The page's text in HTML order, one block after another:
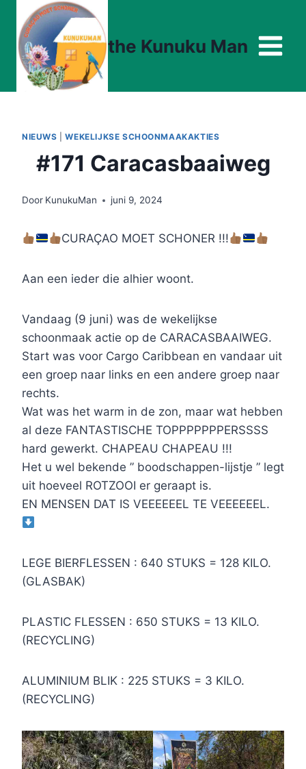
Doorgaan
naar
inhoud
the Kunuku Man
NIEUWS |WEKELIJKSE SCHOONMAAKAKTIES
#171 Caracasbaaiweg
Door KunukuMan juni 9, 2024
CURAÇAO MOET SCHONER !!!
Aan een ieder die alhier woont.
Vandaag (9 juni) was de wekelijkse
schoonmaak actie op de CARACASBAAIWEG.
Start was voor Cargo Caribbean en vandaar uit
een groep naar links en een andere groep naar
rechts.
Wat was het warm in de zon, maar wat hebben
al deze FANTASTISCHE TOPPPPPPPERSSSS
hard gewerkt. CHAPEAU CHAPEAU !!!
Het u wel bekende ” boodschappen-lijstje ” legt
uit hoeveel ROTZOOI er geraapt is.
EN MENSEN DAT IS VEEEEEEL TE VEEEEEEL.
LEGE BIERFLESSEN : 640 STUKS = 128 KILO.
(GLASBAK)
PLASTIC FLESSEN : 650 STUKS = 13 KILO.
(RECYCLING)
ALUMINIUM BLIK : 225 STUKS = 3 KILO.
(RECYCLING)